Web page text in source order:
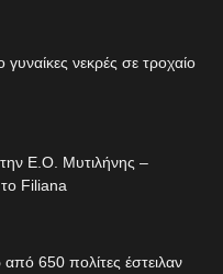
νεκρές σε τροχαίο
Ε.Ο. Μυτιλήνης –
Filiana
650 πολίτες έστειλαν